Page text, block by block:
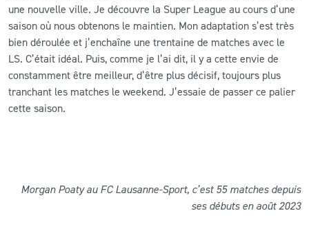
une nouvelle ville. Je découvre la Super League au cours d’une
saison où nous obtenons le maintien. Mon adaptation s’est très
bien déroulée et j’enchaîne une trentaine de matches avec le
LS. C’était idéal. Puis, comme je l’ai dit, il y a cette envie de
constamment être meilleur, d’être plus décisif, toujours plus
tranchant les matches le weekend. J’essaie de passer ce palier
cette saison.
Morgan Poaty au FC Lausanne-Sport, c’est 55 matches depuis
ses débuts en août 2023